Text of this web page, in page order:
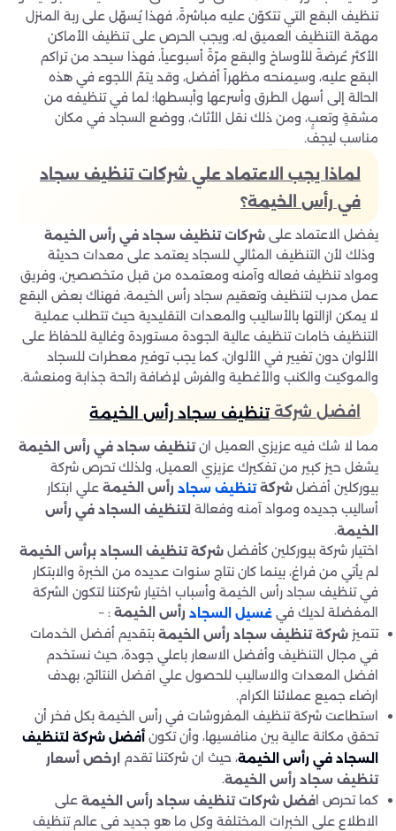
تنظيف البقع التي تتكوّن عليه مباشرةً، فهذا يُسهّل على ربة المنزل
مهمّة التنظيف العميق له، ويجب الحرص على تنظيف الأماكن
الأكثر عُرضةً للأوساخ والبقع مرّةً أسبوعياً، فهذا سيحد من تراكم
البقع عليه، وسيمنحه مظهراً أفضل، وقد يتمّ اللجوء في هذه
الحالة إلى أسهل الطرق وأسرعها وأبسطها؛ لما في تنظيفه من
مشقةٍ وتعبٍ، ومن ذلك نقل الأثاث، ووضع السجاد في مكان
مناسب ليجف.
لماذا يجب الاعتماد علي شركات تنظيف سجاد
في رأس الخيمة؟
يفضل الاعتماد على شركاتتنظيف سجاد في رأس الخيمة
وذلك لأن التنظيف المثالي للسجاد يعتمد على معدات حديثة
ومواد تنظيف فعاله وآمنه ومعتمده من قبل متخصصين، وفريق
عمل مدرب لتنظيف وتعقيم سجاد رأس الخيمة، فهناك بعض البقع
لا يمكن ازالتها بالأساليب والمعدات التقليدية حيث تتطلب عملية
التنظيف خامات تنظيف عالية الجودة مستوردة وغالية للحفاظ على
الألوان دون تغيير في الألوان، كما يجب توفير معطرات للسجاد
والموكيت والكنب والأغطية والفرش لإضافة رائحة جذابة ومنعشة.
افضل شركة تنظيف سجاد رأس الخيمة
مما لا شك فيه عزيزي العميل انتنظيف سجاد في رأس الخيمة
يشغل حيز كبير من تفكيرك عزيزي العميل، ولذلك تحرص شركة
بيوركلين أفضل شركةتنظيف سجاد رأس الخيمة علي ابتكار
أساليب جديده ومواد آمنه وفعالة لتنظيف السجاد في رأس
الخيمة.
اختيار شركة بيوركلين كأفضل شركة تنظيف السجاد برأس الخيمة
لم يأتي من فراغ، بينما كان نتاج سنوات عديده من الخبرة والابتكار
في تنظيف سجاد رأس الخيمة وأسباب اختيار شركتنا لتكون الشركة
المفضلة لديك في غسيل السجاد رأس الخيمة : –
تتميز شركة تنظيف سجاد رأس الخيمة بتقديم أفضل الخدمات
في مجال التنظيف وأفضل الاسعار باعلي جودة، حيث نستخدم
افضل المعدات والاساليب للحصول علي افضل النتائج، بهدف
ارضاء جميع عملائنا الكرام.
استطاعت شركة تنظيف المفروشات في رأس الخيمة بكل فخر أن
تحقق مكانة عالية بين منافسيها، وأن تكون أفضل شركة لتنظيف
السجاد في رأس الخيمة، حيث ان شركتنا تقدم ارخص أسعار
تنظيف سجاد رأس الخيمة.
كما تحرص افضل شركات تنظيف سجاد رأس الخيمة على
الاطلاع على الخبرات المختلفة وكل ما هو جديد في عالم تنظيف